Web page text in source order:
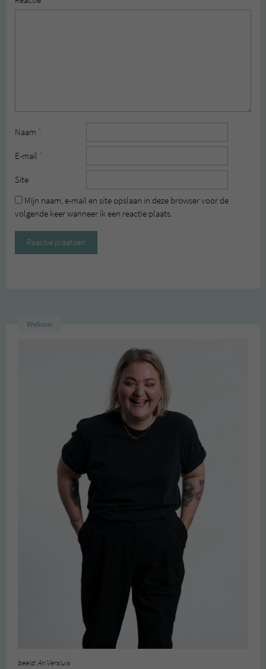
Naam *
E-mail *
Site
Mijn naam, e-mail en site opslaan in deze browser voor de
volgende keer wanneer ik een reactie plaats.
Welkom
beeld: Ari Versluis